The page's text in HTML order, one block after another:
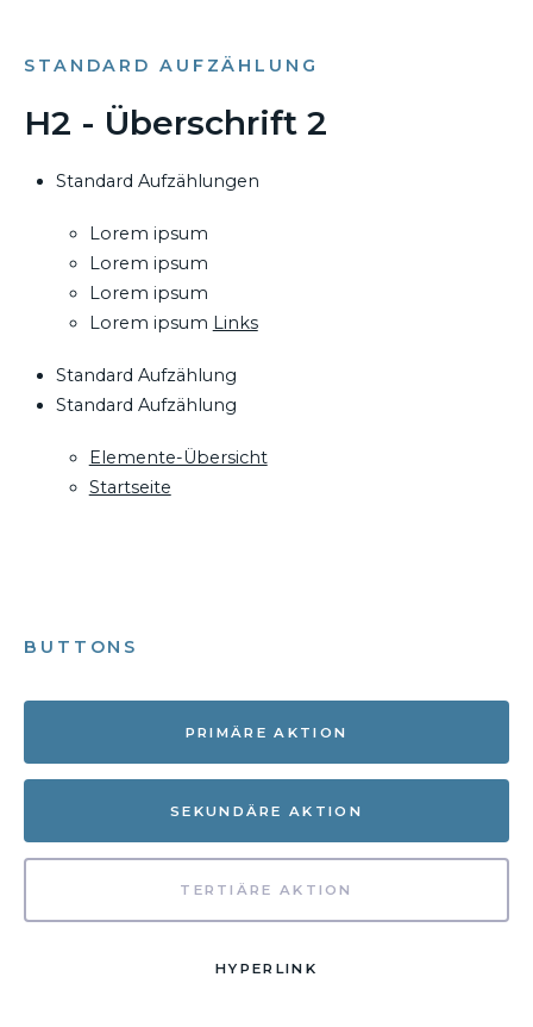
STANDARD AUFZÄHLUNG
H2 - Überschrift 2
Standard Aufzählungen
Lorem ipsum
Lorem ipsum
Lorem ipsum
Lorem ipsum Links
Standard Aufzählung
Standard Aufzählung
Elemente-Übersicht
Startseite
BUTTONS
PRIMÄRE AKTION
SEKUNDÄRE AKTION
TERTIÄRE AKTION
HYPERLINK